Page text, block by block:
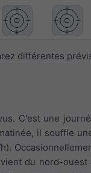
différentes
C'est une
il souffle
du nord-ouest